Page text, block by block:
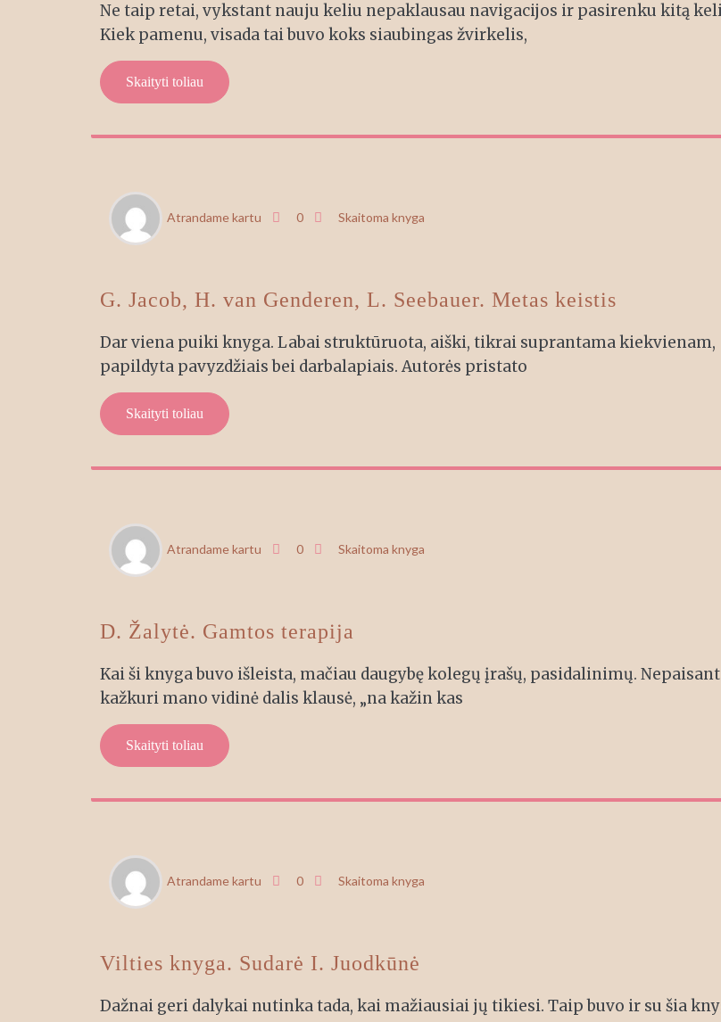
Ne taip retai, vykstant nauju keliu nepaklausau navigacijos ir pasirenku kitą
Kiek pamenu, visada tai buvo koks siaubingas žvirkelis,
Skaityti toliau
BIR
29 Atrandame kartu 0 Skaitoma knyga
G. Jacob, H. van Genderen, L. Seebauer. Metas keistis
Dar viena puiki knyga. Labai struktūruota, aiški, tikrai suprantama kiekvienam,
papildyta pavyzdžiais bei darbalapiais. Autorės pristato
Skaityti toliau
BIR
29 Atrandame kartu 0 Skaitoma knyga
D. Žalytė. Gamtos terapija
Kai ši knyga buvo išleista, mačiau daugybę kolegų įrašų, pasidalinimų.
kažkuri mano vidinė dalis klausė, „na kažin kas
Skaityti toliau
GEG
18 Atrandame kartu 0 Skaitoma knyga
Vilties knyga. Sudarė I. Juodkūnė
Dažnai geri dalykai nutinka tada, kai mažiausiai jų tikiesi. Taip buvo ir su šia